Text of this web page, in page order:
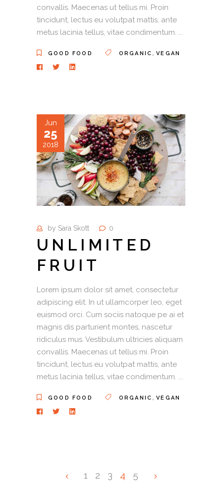
convallis. Maecenas ut tellus mi. Proin
tincidunt, lectus eu volutpat mattis, ante
metus lacinia tellus, vitae condimentum.
GOOD FOOD ORGANIC ,VEGAN
Jun
25
2018
by Sara Skott 0
UNLIMITED
FRUIT
Lorem ipsum dolor sit amet, consectetur
adipiscing elit. In ut ullamcorper leo, eget
euismod orci. Cum sociis natoque pe ai et
magnis dis parturient montes, nascetur
ridiculus mus. Vestibulum ultricies aliquam
convallis. Maecenas ut tellus mi. Proin
tincidunt, lectus eu volutpat mattis, ante
metus lacinia tellus, vitae condimentum.
GOOD FOOD ORGANIC ,VEGAN
1 2 3 4 5